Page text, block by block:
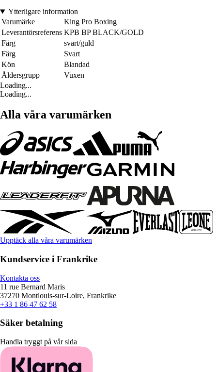
Ytterligare information
Varumärke
King Pro Boxing
Leverantörsreferens KPB BP BLACK/GOLD
Färg
svart/guld
Färg
Svart
Kön
Blandad
Åldersgrupp
Vuxen
Loading...
Loading...
Alla våra varumärken
Upptäck alla våra varumärken
Kundservice i Frankrike
Kontakta oss
11 rue Bernard Maris
37270 Montlouis-sur-Loire, Frankrike
+33 1 86 47 62 58
Säker betalning
Handla tryggt på vår sida